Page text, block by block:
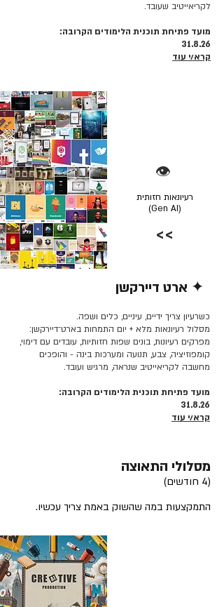
לקריאייטיב שעובד.
מועד פתיחת תוכנית הלימודים הקרובה:
31.8.26
קרא/י עוד
👁️
רעיונאות חזותית
(Gen AI)
>>
✦ ארט דיירקשן
כשרעיון צריך ידיים, עיניים, כלים ושפה.
מסלול רעיונאות מלא + יום התמחות בארט־דיירקשן:
מפרקים רעיונות, בונים שפות חזותיות, עובדים עם דימוי,
קומפוזיציה, צבע, תנועה ומערכות בינה - והופכים
מחשבה לקריאייטיב שנראה, מרגיש ועובד.
מועד פתיחת תוכנית הלימודים הקרובה:
31.8.26
קרא/י עוד
מסלולי התאוצה
(4 חודשים)
התמקצעות במה שהשוק באמת צריך עכשיו.